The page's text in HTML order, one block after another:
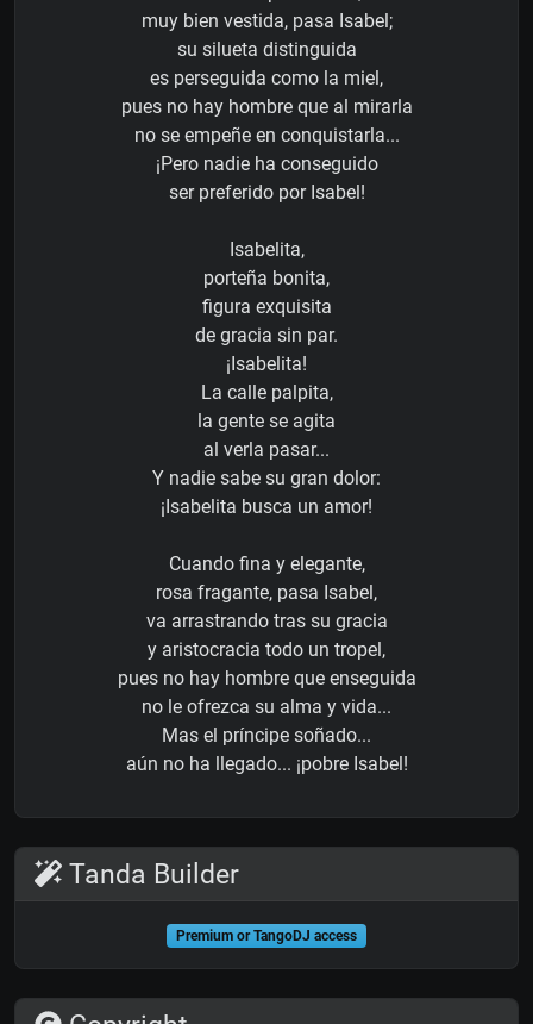
muy bien vestida, pasa Isabel;
su silueta distinguida
es perseguida como la miel,
pues no hay hombre que al mirarla
no se empeñe en conquistarla...
¡Pero nadie ha conseguido
ser preferido por Isabel!
Isabelita,
porteña bonita,
figura exquisita
de gracia sin par.
¡Isabelita!
La calle palpita,
la gente se agita
al verla pasar...
Y nadie sabe su gran dolor:
¡Isabelita busca un amor!
Cuando fina y elegante,
rosa fragante, pasa Isabel,
va arrastrando tras su gracia
y aristocracia todo un tropel,
pues no hay hombre que enseguida
no le ofrezca su alma y vida...
Mas el príncipe soñado...
aún no ha llegado... ¡pobre Isabel!
Tanda Builder
Premium or TangoDJ access